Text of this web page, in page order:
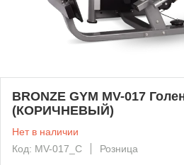
BRONZE GYM MV-017
(КОРИЧНЕВЫЙ)
Нет в наличии
Код: MV-017_C
Розница